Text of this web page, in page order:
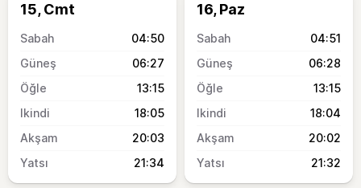
15, Cmt
04:50
06:27
13:15
18:05
20:03
21:34
16, Paz
04:51
06:28
13:15
18:04
20:02
21:32